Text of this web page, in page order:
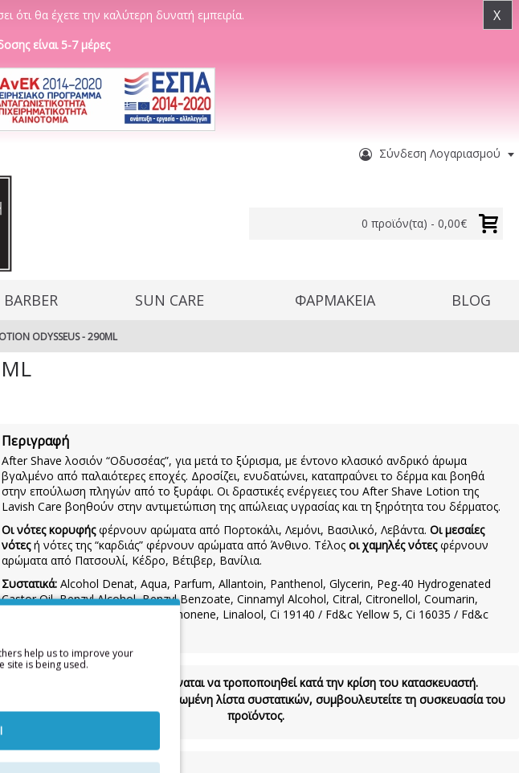
ότι θα έχετε την καλύτερη δυνατή εμπειρία. X
είναι 5-7 μέρες
Σύνδεση Λογαριασμού
0 προϊόν(τα) - 0,00€
BARBER SUN CARE ΦΑΡΜΑΚΕΙΑ BLOG
ODYSSEUS - 290ML
Περιγραφή
After Shave λοσιόν “Οδυσσέας”, για μετά το ξύρισμα, με έντονο κλασικό ανδρικό άρωμα
βγαλμένο από παλαιότερες εποχές. Δροσίζει, ενυδατώνει, καταπραΰνει το δέρμα και βοηθά
στην επούλωση πληγών από το ξυράφι. Οι δραστικές ενέργειες του After Shave Lotion της
Lavish Care βοηθούν στην αντιμετώπιση της απώλειας υγρασίας και τη ξηρότητα του δέρματος.
Οι νότες κορυφήςφέρνουν αρώματα από Πορτοκάλι, Λεμόνι, Βασιλικό, Λεβάντα. Οι μεσαίες
νότεςή νότες της “καρδιάς” φέρνουν αρώματα από Άνθινο. Τέλος οι χαμηλές νότεςφέρνουν
αρώματα από Πατσουλί, Κέδρο, Βέτιβερ, Βανίλια.
Συστατικά:Alcohol Denat, Aqua, Parfum, Allantoin, Panthenol, Glycerin, Peg-40 Hydrogenated
Castor Oil, Benzyl Alcohol, Benzyl Benzoate, Cinnamyl Alcohol, Citral, Citronellol, Coumarin,
Eugenol, Geraniol, Isoeugenol, Limonene, Linalool, Ci 19140 / Fd&c Yellow 5, Ci 16035 / Fd&c
Η λίστα συστατικών δύναται να τροποποιηθεί κατά την κρίση του κατασκευαστή.
Για την πιο πλήρη και ενημερωμένη λίστα συστατικών, συμβουλευτείτε τη συσκευασία του
προϊόντος.
help us to improve your
site is being used.